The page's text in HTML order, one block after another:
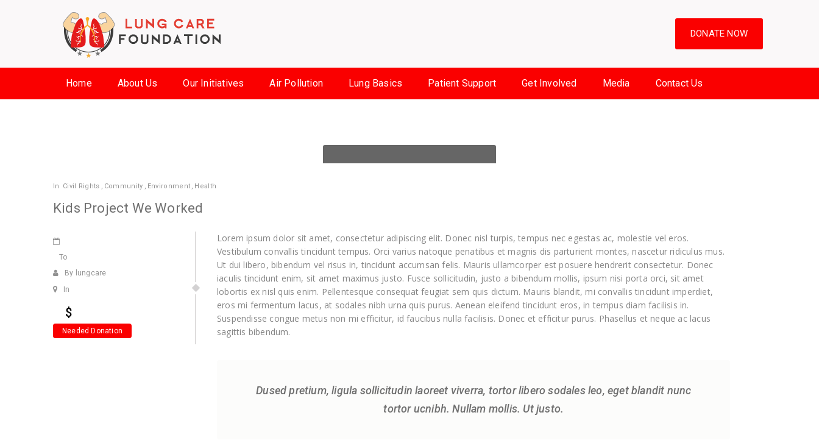
DONATE NOW
Home About Us Our Initiatives Air Pollution Lung Basics Patient Support Get Involved Media Contact Us
In Civil Rights , Community , Environment , Health
Kids Project We Worked
To
By lungcare
In
$
Needed Donation
Lorem ipsum dolor sit amet, consectetur adipiscing elit. Donec nisl turpis, tempus nec egestas ac, molestie vel eros.
Vestibulum convallis tincidunt tempus. Orci varius natoque penatibus et magnis dis parturient montes, nascetur ridiculus mus.
Ut dui libero, bibendum vel risus in, tincidunt accumsan felis. Mauris ullamcorper est posuere hendrerit consectetur. Donec
iaculis tincidunt enim, sit amet maximus justo. Fusce sollicitudin, justo a bibendum mollis, ipsum nisi porta orci, sit amet
lobortis ex nisl quis enim. Pellentesque consequat feugiat sem quis dictum. Mauris blandit, mi convallis tincidunt imperdiet,
eros mi fermentum lacus, at sodales nibh urna quis purus. Aenean eleifend tincidunt eros, in tempus diam facilisis in.
Suspendisse congue metus non mi efficitur, id faucibus nulla facilisis. Donec et efficitur purus. Phasellus et neque ac lacus
sagittis bibendum.
Dused pretium, ligula sollicitudin laoreet viverra, tortor libero sodales leo, eget blandit nunc
tortor ucnibh. Nullam mollis. Ut justo.